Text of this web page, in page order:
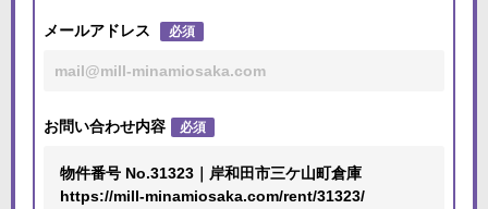
メールアドレス 必須
お問い合わせ内容 必須